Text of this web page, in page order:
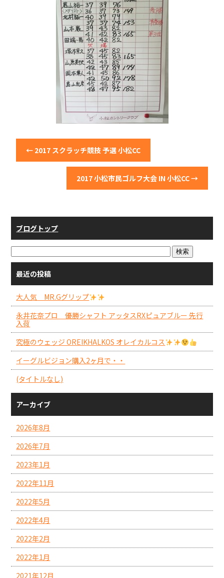
← 2017 スクラッチ競技 予選 小松CC
2017 小松市民ゴルフ大会 IN 小松CC→
ブログトップ
最近の投稿
大人気 MR.Gグリップ
永井花奈プロ 優勝シャフト アッタスRXピュアブルー 先行
入荷
究極のウェッジ OREIKHALKOS オレイカルコス
イーグルビジョン購入2ヶ月で・・
(タイトルなし)
アーカイブ
2026年8月
2026年7月
2023年1月
2022年11月
2022年5月
2022年4月
2022年2月
2022年1月
2021年12月